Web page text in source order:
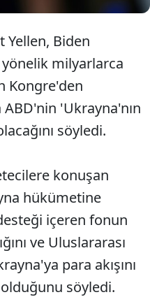
Yellen, Biden
milyarlarca
Kongre'den
'Ukrayna'nın
söyledi.
konuşan
hükümetine
içeren fonun
ve Uluslararası
para akışını
söyledi.